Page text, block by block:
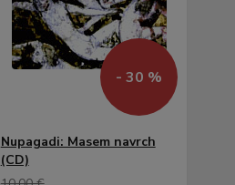
- 30 %
Nupagadi: Masem navrch
(CD)